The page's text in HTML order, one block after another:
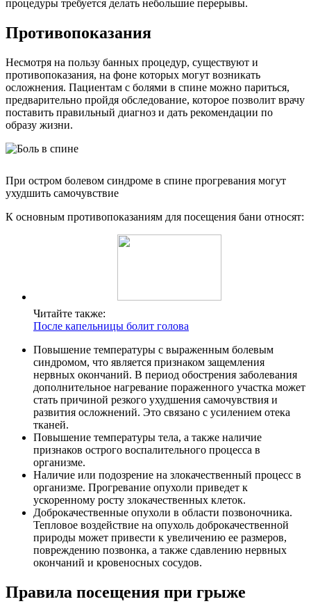
процедуры требуется делать небольшие перерывы.
Противопоказания
Несмотря на пользу банных процедур, существуют и
противопоказания, на фоне которых могут возникать
осложнения. Пациентам с болями в спине можно париться,
предварительно пройдя обследование, которое позволит врачу
поставить правильный диагноз и дать рекомендации по
образу жизни.
При остром болевом синдроме в спине прогревания могут
ухудшить самочувствие
К основным противопоказаниям для посещения бани относят:
Читайте также:
После капельницы болит голова
Повышение температуры с выраженным болевым
синдромом, что является признаком защемления
нервных окончаний. В период обострения заболевания
дополнительное нагревание пораженного участка может
стать причиной резкого ухудшения самочувствия и
развития осложнений. Это связано с усилением отека
тканей.
Повышение температуры тела, а также наличие
признаков острого воспалительного процесса в
организме.
Наличие или подозрение на злокачественный процесс в
организме. Прогревание опухоли приведет к
ускоренному росту злокачественных клеток.
Доброкачественные опухоли в области позвоночника.
Тепловое воздействие на опухоль доброкачественной
природы может привести к увеличению ее размеров,
повреждению позвонка, а также сдавлению нервных
окончаний и кровеносных сосудов.
Правила посещения при грыже